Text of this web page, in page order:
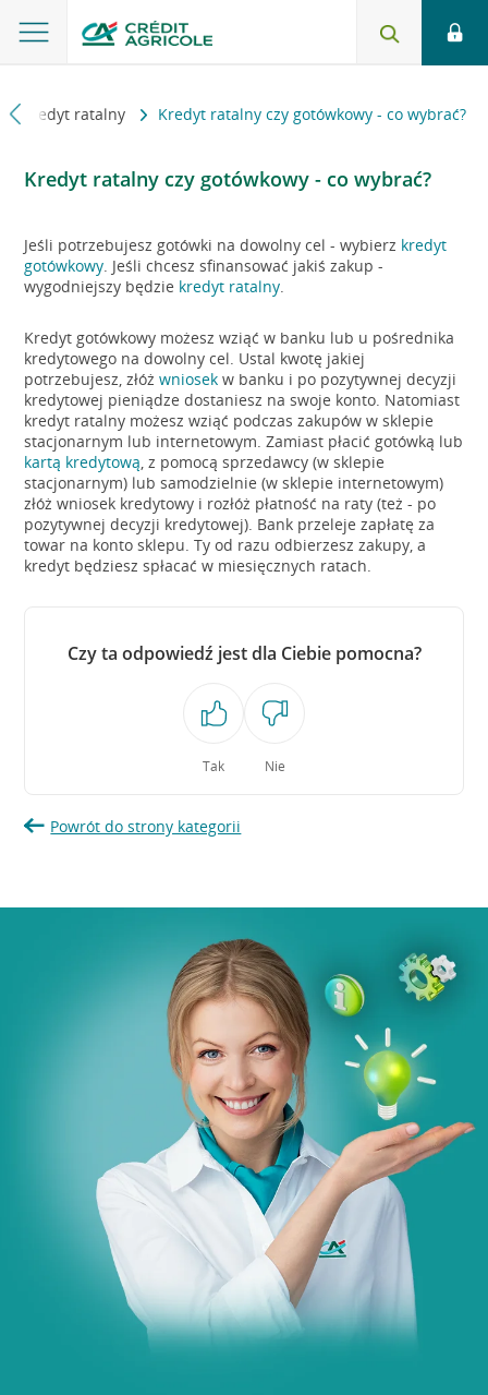
Kredyt ratalny Kredyt ratalny czy gotówkowy - co wybrać?
Kredyt ratalny czy gotówkowy - co wybrać?
Jeśli potrzebujesz gotówki na dowolny cel - wybierz kredyt
gotówkowy. Jeśli chcesz sfinansować jakiś zakup -
wygodniejszy będzie kredyt ratalny.
Kredyt gotówkowy możesz wziąć w banku lub u pośrednika
kredytowego na dowolny cel. Ustal kwotę jakiej
potrzebujesz, złóżwniosek w banku i po pozytywnej decyzji
kredytowej pieniądze dostaniesz na swoje konto. Natomiast
kredyt ratalny możesz wziąć podczas zakupów w sklepie
stacjonarnym lub internetowym. Zamiast płacić gotówką lub
kartą kredytową, z pomocą sprzedawcy (w sklepie
stacjonarnym) lub samodzielnie (w sklepie internetowym)
złóż wniosek kredytowy i rozłóż płatność na raty (też - po
pozytywnej decyzji kredytowej). Bank przeleje zapłatę za
towar na konto sklepu. Ty od razu odbierzesz zakupy, a
kredyt będziesz spłacać w miesięcznych ratach.
Czy ta odpowiedź jest dla Ciebie pomocna?
Tak Nie
Powrót do strony kategorii